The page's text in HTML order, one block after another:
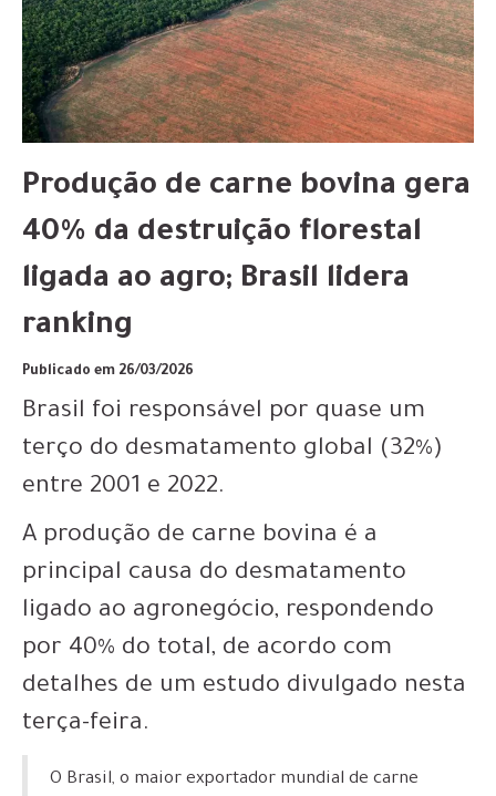
Produção de carne bovina gera
40% da destruição florestal
ligada ao agro; Brasil lidera
ranking
Publicado em 26/03/2026
Brasil foi responsável por quase um
terço do desmatamento global (32%)
entre 2001 e 2022.
A produção de carne bovina é a
principal causa do desmatamento
ligado ao agronegócio, respondendo
por 40% do total, de acordo com
detalhes de um estudo divulgado nesta
terça-feira.
O Brasil, o maior exportador mundial de carne